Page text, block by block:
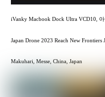
iVanky Macbook Dock Ultra VCD10,
Japan Drone 2023 Reach New Frontiers
Makuhari, Messe, China, Japan